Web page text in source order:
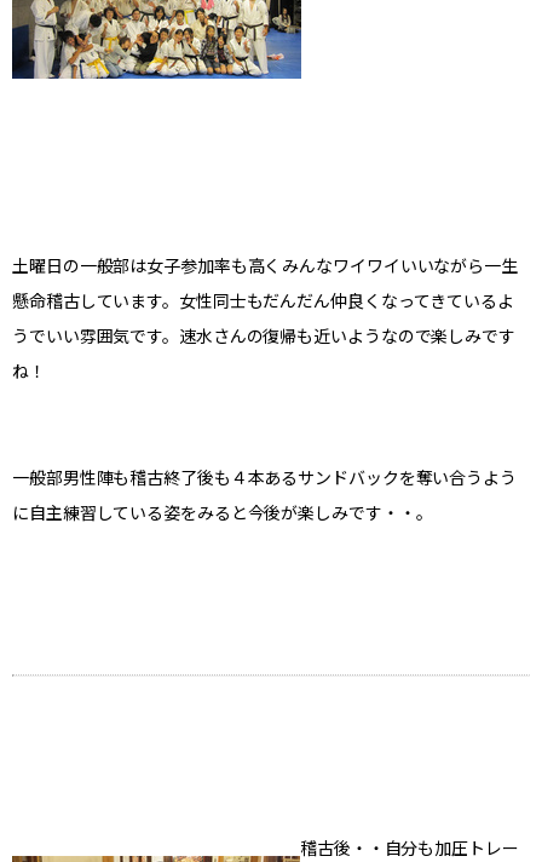
土曜日の一般部は女子参加率も高くみんなワイワイいいながら一生
懸命稽古しています。女性同士もだんだん仲良くなってきているよ
うでいい雰囲気です。速水さんの復帰も近いようなので楽しみです
ね！
一般部男性陣も稽古終了後も４本あるサンドバックを奪い合うよう
に自主練習している姿をみると今後が楽しみです・・。
稽古後・・自分も加圧トレー